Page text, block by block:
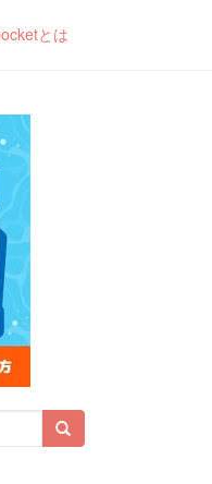
とは